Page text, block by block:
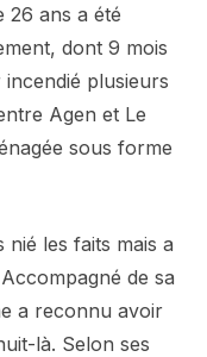
26 ans a été
dont 9 mois
plusieurs
Agen et Le
sous forme
nié les faits mais a
de sa
a reconnu avoir
là. Selon ses